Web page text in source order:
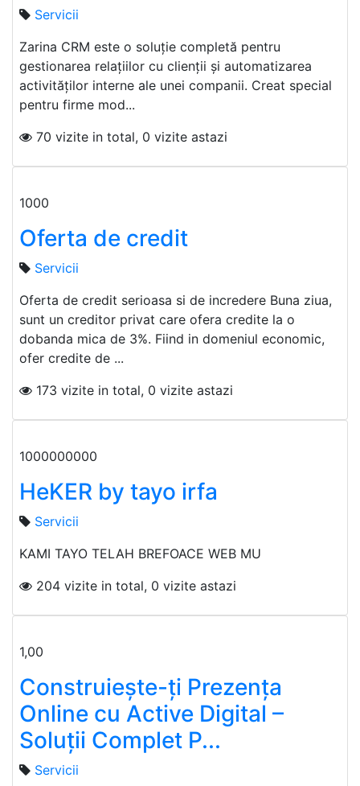
Servicii
Zarina CRM este o soluție completă pentru
gestionarea relațiilor cu clienții și automatizarea
activităților interne ale unei companii. Creat special
pentru firme mod...
70 vizite in total, 0 vizite astazi
1000
Oferta de credit
Servicii
Oferta de credit serioasa si de incredere Buna ziua,
sunt un creditor privat care ofera credite la o
dobanda mica de 3%. Fiind in domeniul economic,
ofer credite de ...
173 vizite in total, 0 vizite astazi
1000000000
HeKER by tayo irfa
Servicii
KAMI TAYO TELAH BREFOACE WEB MU
204 vizite in total, 0 vizite astazi
1,00
Construiește-ți Prezența
Online cu Active Digital –
Soluții Complet P...
Servicii